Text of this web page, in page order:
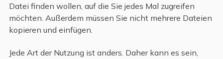
Datei finden wollen, auf die Sie jedes Mal zugreifen
möchten. Außerdem müssen Sie nicht mehrere Dateien
kopieren und einfügen.
Jede Art der Nutzung ist anders. Daher kann es sein,